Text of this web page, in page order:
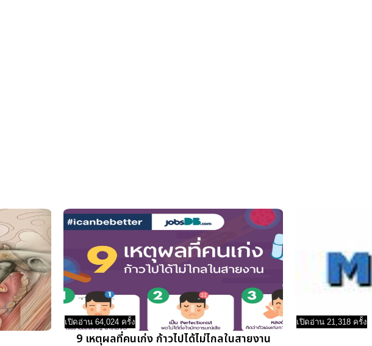
เปิดอ่าน 64,024 ครั้ง
9 เหตุผลที่คนเก่ง ก้าวไปได้ไม่ไกลในสายงาน
เปิดอ่าน 21,318 ครั้ง